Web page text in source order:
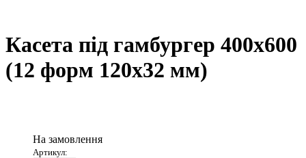
Касета під гамбургер 400х600
(12 форм 120х32 мм)
На замовлення
Артикул: